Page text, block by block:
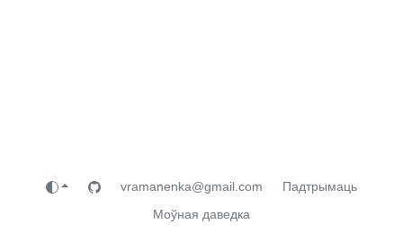
vramanenka@gmail.com
Падтрымаць
Моўная даведка